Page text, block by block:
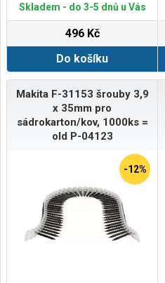
Skladem - do 3-5 dnů u Vás
496 Kč
Do košíku
Makita F-31153 šrouby 3,9
x 35mm pro
sádrokarton/kov, 1000ks =
old P-04123
-12%